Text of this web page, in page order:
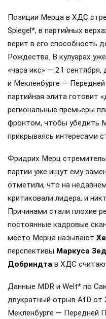
Позиции Мерца в ХДС
Spiegel*, в партийных
верит в его способность
Рождества. В кулуарах
«часа икс» — 21
и Мекленбурге —
партийная элита готовит
региональные премьеры
фронтом, чтобы убедить
прикрываясь интересами
Фридрих Мерц
партии уже ищут ему
отметили, что на
критиковали лидера, и
Причинами стали плохие
постоянные кадровые
место Мерца называют
перспективы Маркуса
Добриндта в ХДС
Данные MDR и Welt* по
двукратный отрыв AfD от
Мекленбурге — Передней